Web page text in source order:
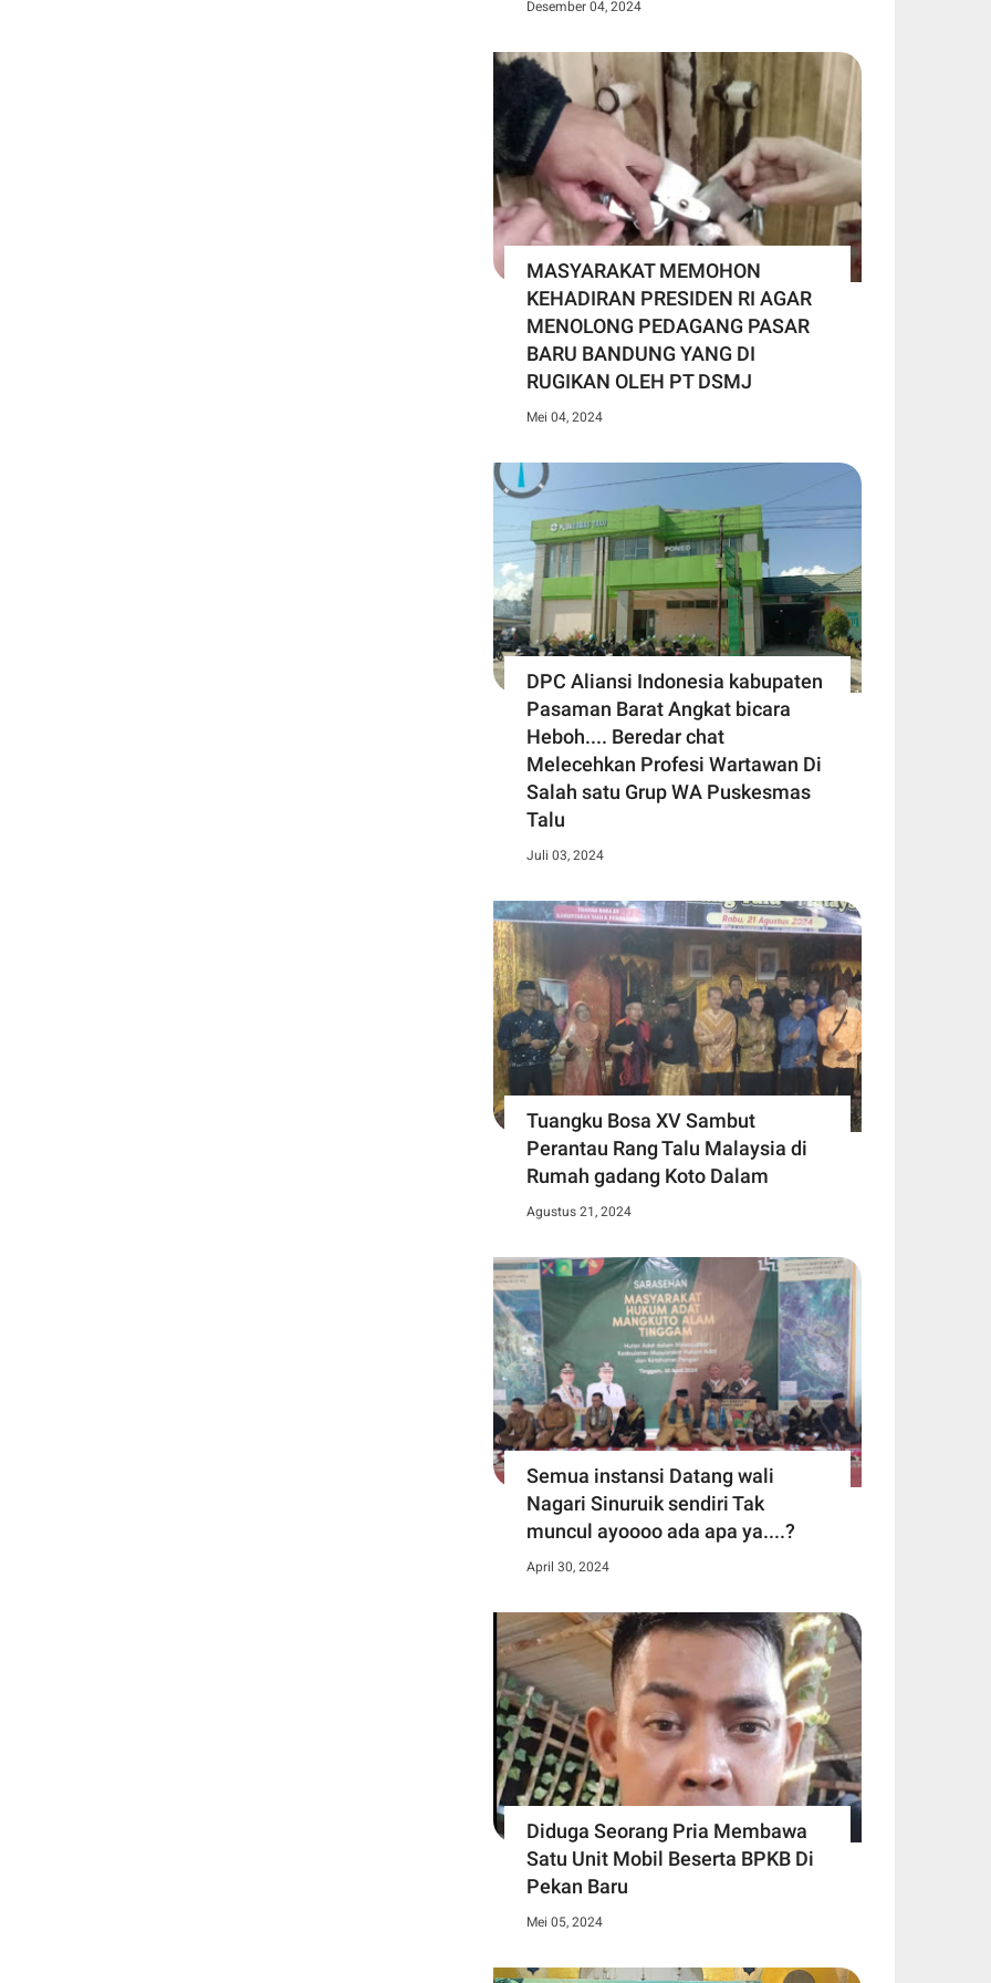
Desember 04, 2024
MASYARAKAT MEMOHON
KEHADIRAN PRESIDEN RI AGAR
MENOLONG PEDAGANG PASAR
BARU BANDUNG YANG DI
RUGIKAN OLEH PT DSMJ
Mei 04, 2024
DPC Aliansi Indonesia kabupaten
Pasaman Barat Angkat bicara
Heboh.... Beredar chat
Melecehkan Profesi Wartawan Di
Salah satu Grup WA Puskesmas
Talu
Juli 03, 2024
Tuangku Bosa XV Sambut
Perantau Rang Talu Malaysia di
Rumah gadang Koto Dalam
Agustus 21, 2024
Semua instansi Datang wali
Nagari Sinuruik sendiri Tak
muncul ayoooo ada apa ya....?
April 30, 2024
Diduga Seorang Pria Membawa
Satu Unit Mobil Beserta BPKB Di
Pekan Baru
Mei 05, 2024